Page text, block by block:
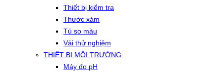
Thiết bị kiểm tra
Thước xám
Tủ so màu
Vải thử nghiệm
THIẾT BỊ MÔI TRƯỜNG
Máy đo pH